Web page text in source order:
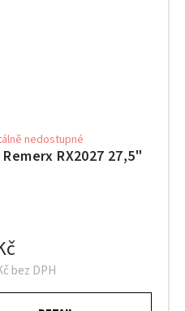
RX2027 27,5"
nedostupné
bez DPH